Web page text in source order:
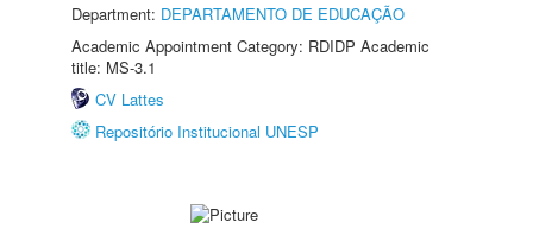
Department: DEPARTAMENTO DE EDUCAÇÃO
Academic Appointment Category: RDIDP Academic
title: MS-3.1
CV Lattes
Repositório Institucional UNESP